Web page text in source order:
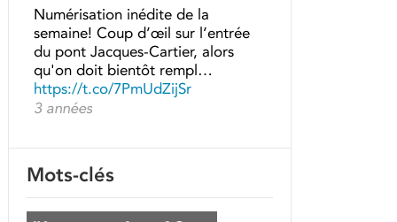
Numérisation inédite de la
semaine! Coup d’œil sur l’entrée
du pont Jacques-Cartier, alors
qu'on doit bientôt rempl…
https://t.co/7PmUdZijSr
3 années
Mots-clés